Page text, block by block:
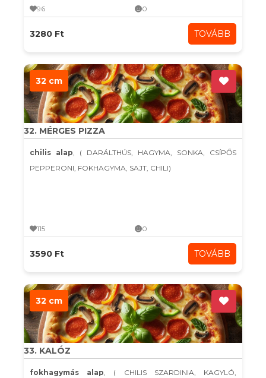
96 0
3280 Ft TOVÁBB
32 cm
32. MÉRGES PIZZA
chilis alap, ( DARÁLTHÚS, HAGYMA, SONKA, CSÍPŐS
PEPPERONI, FOKHAGYMA, SAJT, CHILI)
115 0
3590 Ft TOVÁBB
32 cm
33. KALÓZ
fokhagymás alap, ( CHILIS SZARDINIA, KAGYLÓ,